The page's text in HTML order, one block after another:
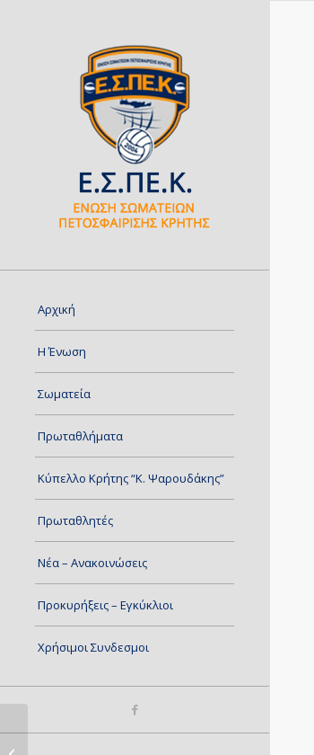
Αρχική
Η Ένωση
Σωματεία
Πρωταθλήματα
Κύπελλο Κρήτης “Κ. Ψαρουδάκης”
Πρωταθλητές
Νέα – Ανακοινώσεις
Προκυρήξεις – Εγκύκλιοι
Χρήσιμοι Συνδεσμοι